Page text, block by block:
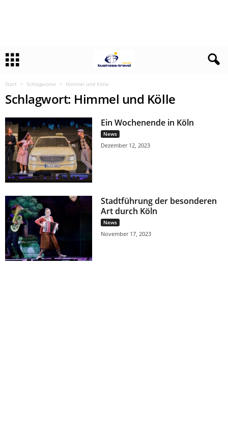
Start Schlagworte Himmel und Kölle
Schlagwort: Himmel und Kölle
Ein Wochenende in Köln
News
Dezember 12, 2023
Stadtführung der besonderen
Art durch Köln
News
November 17, 2023